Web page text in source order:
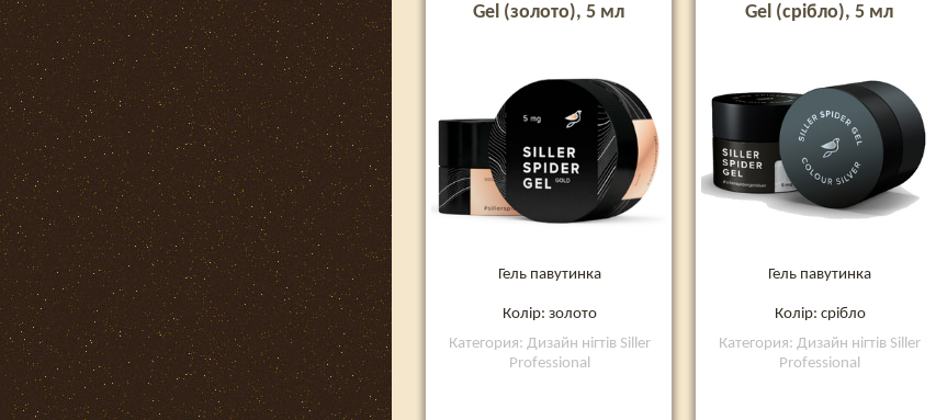
Gel (золото), 5 мл
Гель павутинка
Колір: золото
Категория: Дизайн нігтів Siller
Professional
Gel (срібло), 5 мл
Гель павутинка
Колір: срібло
Категория: Дизайн нігтів Siller
Professional